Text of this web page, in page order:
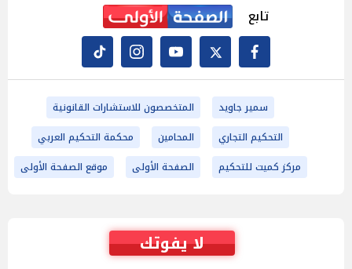
تابع
سمير جاويد
المتخصصون للاستشارات القانونية
التحكيم التجاري
المحامين
محكمة التحكيم العربي
مركز كميت للتحكيم
الصفحة الأولى موقع الصفحة الأولى
لا يفوتك